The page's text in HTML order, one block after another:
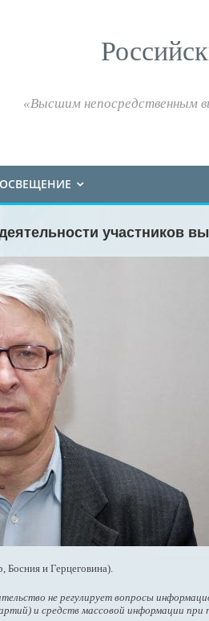
«Высшим непосредственным
участников
Босния и Герцеговина).
не регулирует вопросы
и средств массовой информации при